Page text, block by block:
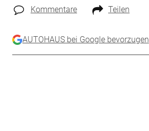
Kommentare Teilen
AUTOHAUS bei Google bevorzugen